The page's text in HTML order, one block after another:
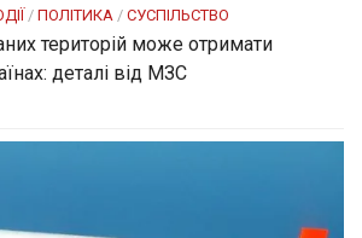
/ ПОЛІТИКА / СУСПІЛЬСТВО
територій може отримати
деталі від МЗС